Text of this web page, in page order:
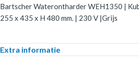
Bartscher Waterontharder WEH1350 |
255 x 435 x H 480 mm. | 230 V |Grijs
Extra informatie